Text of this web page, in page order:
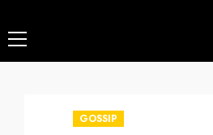
Menú
principal
GOSSIP